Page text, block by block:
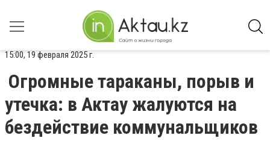
15:00, 19 февраля 2025 г.
Огромные тараканы, порыв и
утечка: в Актау жалуются на
бездействие коммунальщиков